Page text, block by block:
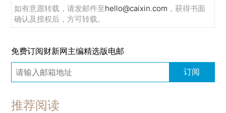
如有意愿转载，请发邮件至hello@caixin.com ，获得书面
确认及授权后，方可转载。
免费订阅财新网主编精选版电邮
订阅
推荐阅读